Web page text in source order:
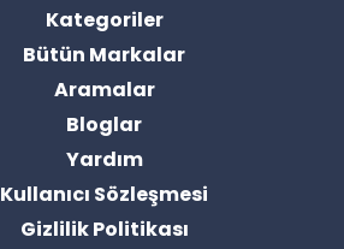
Kategoriler
Bütün Markalar
Aramalar
Bloglar
Yardım
Kullanıcı Sözleşmesi
Gizlilik Politikası